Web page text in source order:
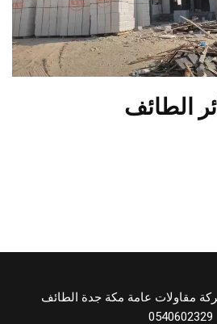
الطائف
مقاولات عامة مكة جدة الطائف
0540602329